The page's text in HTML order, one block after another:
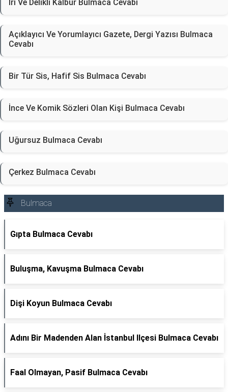
İri Ve Delikli Kalbur Bulmaca Cevabı
Açıklayıcı Ve Yorumlayıcı Gazete, Dergi Yazısı Bulmaca
Cevabı
Bir Tür Sis, Hafif Sis Bulmaca Cevabı
İnce Ve Komik Sözleri Olan Kişi Bulmaca Cevabı
Uğursuz Bulmaca Cevabı
Çerkez Bulmaca Cevabı
Bulmaca
Gıpta Bulmaca Cevabı
Buluşma, Kavuşma Bulmaca Cevabı
Dişi Koyun Bulmaca Cevabı
Adını Bir Madenden Alan İstanbul Ilçesi Bulmaca Cevabı
Faal Olmayan, Pasif Bulmaca Cevabı